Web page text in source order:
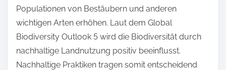
Populationen von Bestäubern und anderen
wichtigen Arten erhöhen. Laut dem Global
Biodiversity Outlook 5 wird die Biodiversität durch
nachhaltige Landnutzung positiv beeinflusst.
Nachhaltige Praktiken tragen somit entscheidend